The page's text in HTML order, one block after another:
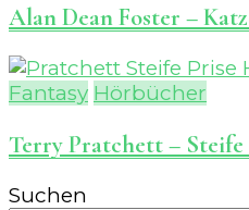
Alan Dean Foster –
Fantasy Hörbücher
Terry Pratchett –
Suchen